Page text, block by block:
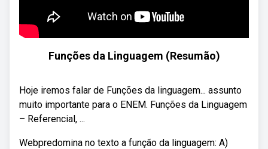
Funções da Linguagem (Resumão)
Hoje iremos falar de Funções da linguagem... assunto
muito importante para o ENEM. Funções da Linguagem
– Referencial, ...
Webpredomina no texto a função da linguagem: A)